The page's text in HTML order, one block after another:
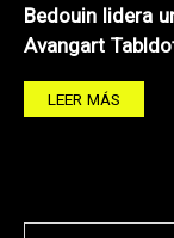
Bedouin lidera
Avangart
LEER MÁS